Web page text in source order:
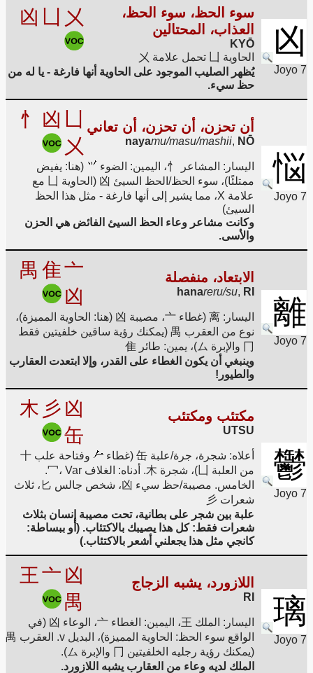
凶
Joyo 7
سوء الحظ، سوء الحظ،
العذاب، المحتالين
KYŌ
凶 㐅
الحاوية 凵 تحمل علامة 㐅
يُظهر الصليب الموجود على الحاوية أنها فارغة - يا له من
حظ سيء.
悩
Joyo 7
أن تحزن، أن تحزن، أن تعاني
nayamu/masu/mashii, NŌ
忄 凶
㐅
اليسار: المشاعر 忄، اليمين: الضوء
(هنا: يفيض
ممتلئًا)، سوء الحظ/الحظ السيئ 凶 (الحاوية 凵 مع
علامة X، مما يشير إلى أنها فارغة - مثل هذا الحظ
السيئ)
وكانت مشاعر وعاء الحظ السيئ الفائض هي الحزن
والأسى.
離
Joyo 7
الابتعاد، منفصلة
hanareru/su, RI
禺 隹亠
凶
اليسار: 离 (غطاء 亠، مصيبة 凶 (هنا: الحاوية المميزة)،
نوع من العقرب 禺 (يمكنك رؤية ساقين خلفيتين فقط
冂 والإبرة ム)، يمين: طائر 隹
وينبغي أن يكون الغطاء على القدر، وإلا ابتعدت العقارب
والطيور!
鬱
Joyo 7
مكتئب ومكتئب
UTSU
木 彡 凶
缶
أعلاه: شجرة، جرة/علبة 缶 (غطاء
وفتاحة علب 十
من العلبة 凵)، شجرة 木. أدناه: الغلاف 冖، Var.
الخامس. مصيبة/حظ سيء 凶، شخص جالس 匕، ثلاث
شعرات 彡
علبة بين شجر على بطانية، تحت مصيبة إنسان بثلاث
شعرات فقط: كل هذا يصيبك بالاكتئاب. (أو ببساطة:
كانجي مثل هذا يجعلني أشعر بالاكتئاب.)
璃
Joyo 7
اللازورد، يشبه الزجاج
RI
王亠 凶
禺
اليسار: الملك 王، اليمين: الغطاء 亠، الوعاء 凶 (في
الواقع سوء الحظ: الحاوية المميزة)، البديل v. العقرب 禺
(يمكنك رؤية رجليه الخلفيتين 冂 والإبرة ム).
الملك لديه وعاء من العقارب يشبه اللازورد.